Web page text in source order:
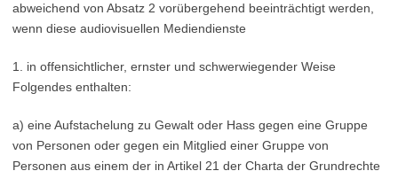
abweichend von Absatz 2 vorübergehend beeinträchtigt werden,
wenn diese audiovisuellen Mediendienste
1. in offensichtlicher, ernster und schwerwiegender Weise
Folgendes enthalten:
a) eine Aufstachelung zu Gewalt oder Hass gegen eine Gruppe
von Personen oder gegen ein Mitglied einer Gruppe von
Personen aus einem der in Artikel 21 der Charta der Grundrechte